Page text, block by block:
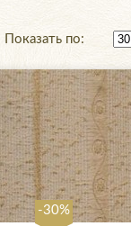
Показать по:
-30%